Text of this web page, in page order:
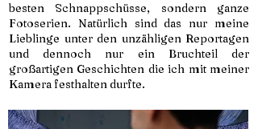
besten Schnappschüsse, sondern ganze
Fotoserien. Natürlich sind das nur meine
Lieblinge unter den unzähligen Reportagen
und dennoch nur ein Bruchteil der
großartigen Geschichten die ich mit meiner
Kamera festhalten durfte.